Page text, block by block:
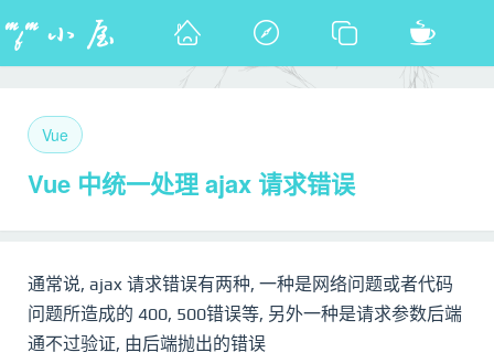
Vue
Vue 中统一处理 ajax 请求错误
通常说, ajax 请求错误有两种, 一种是网络问题或者代码
问题所造成的 400, 500错误等, 另外一种是请求参数后端
通不过验证, 由后端抛出的错误